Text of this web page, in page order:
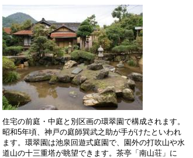
住宅の前庭・中庭と別区画の環翠園で構成されます。
昭和5年頃、神戸の庭師巽武之助が手がけたといわれ
ます。環翠園は池泉回遊式庭園で、園外の打吹山や水
道山の十三重塔が眺望できます。茶亭「南山荘」に